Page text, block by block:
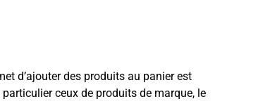
d’ajouter des produits au panier est
ceux de produits de marque, le